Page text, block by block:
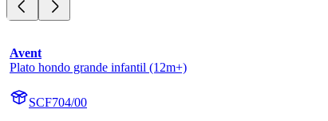
Avent
Plato hondo grande infantil (12m+)
SCF704/00